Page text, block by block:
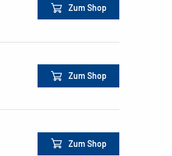
Zum Shop
Zum Shop
Zum Shop